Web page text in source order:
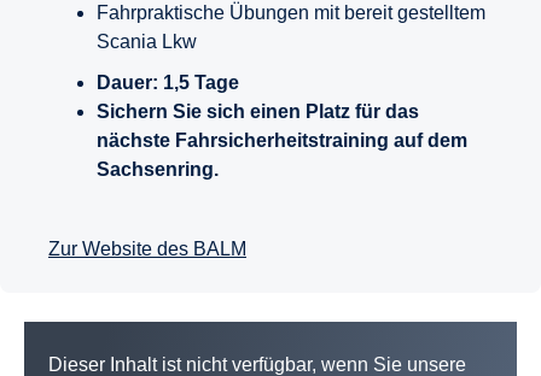
Fahrpraktische Übungen mit bereit gestelltem
Scania Lkw
Dauer: 1,5 Tage
Sichern Sie sich einen Platz für das
nächste Fahrsicherheitstraining auf dem
Sachsenring.
Zur Website des BALM
Dieser Inhalt ist nicht verfügbar, wenn Sie unsere